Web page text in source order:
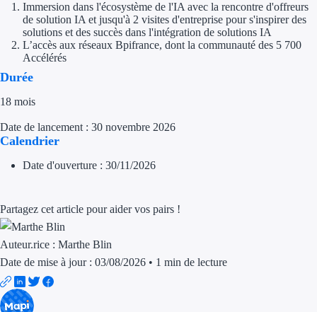
Aides Région
Immersion dans l'écosystème de l'IA avec la rencontre d'offreurs
de solution IA et jusqu'à 2 visites d'entreprise pour s'inspirer des
solutions et des succès dans l'intégration de solutions IA
L’accès aux réseaux Bpifrance, dont la communauté des 5 700
Accélérés
Durée
18 mois
Date de lancement : 30 novembre 2026
Calendrier
Date d'ouverture : 30/11/2026
Partagez cet article pour aider vos pairs !
Auteur.rice : Marthe Blin
Date de mise à jour : 03/08/2026 • 1 min de lecture